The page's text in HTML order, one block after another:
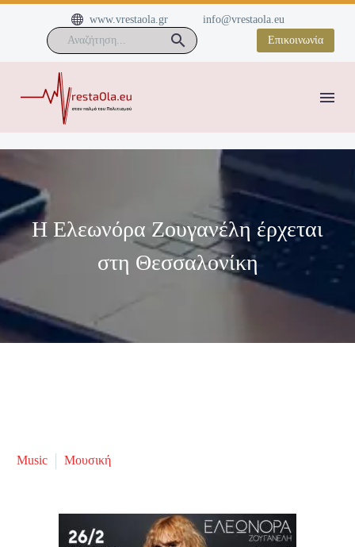

 www.vrestaola.gr
info@vrestaola.eu
Επικοινωνία
Η Ελεωνόρα Ζουγανέλη έρχεται
στη Θεσσαλονίκη
Music Μουσική